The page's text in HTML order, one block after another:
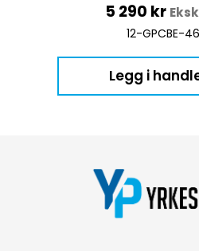
5 290 kr
12-GPCBE-
Legg i